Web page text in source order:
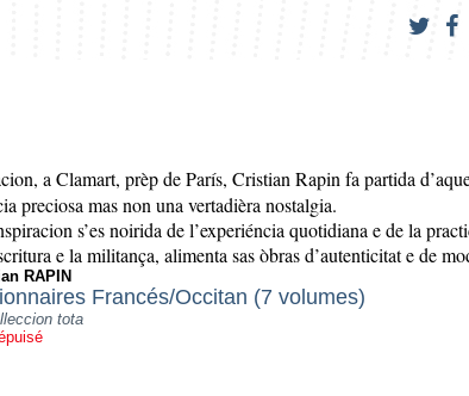
a Clamart, prèp de París, Cristian Rapin fa partida
preciosa mas non una vertadièra nostalgia.
s’es noirida de l’experiéncia quotidiana e de la
e la militança, alimenta sas òbras d’autenticitat e de
RAPIN
Francés/Occitan (7 volumes)
tota